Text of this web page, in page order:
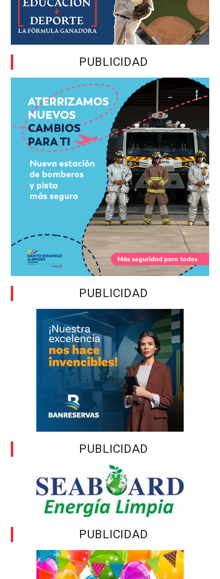
PUBLICIDAD
PUBLICIDAD
PUBLICIDAD
PUBLICIDAD